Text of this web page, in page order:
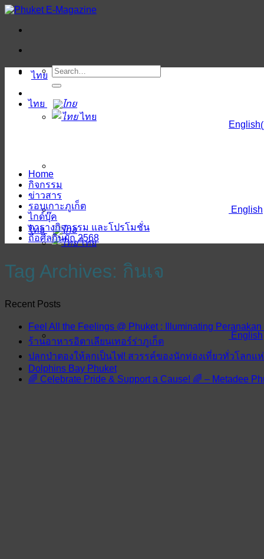
ข้าม
ไทย
ไทย
English
ไทย
ไทย
English
ไทย
English(
Home
กิจกรรม
ข่าวสาร
รอบเกาะภูเก็ต
ไกด์บุ๊ค
ตารางกิจกรรม และโปรโมชั่น
ถือศีลกินผัก 2568
Tag Archives: กินเจ
Recent Posts
Feel All the Feelings @ Phuket : Illuminating
ร้านอาหารอิตาเลียนเทอร์ร่าภูเก็ต
ปลุกป่าตองให้ลุกเป็นไฟ! สวรรค์ของนักท่องเที่ยวทั่วโลกแ
Dolphins Bay Phuket
🌈 Celebrate Pride & Support a Cause! 🌈 – Metadee